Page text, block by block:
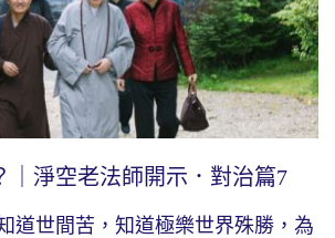
｜淨空老法師開示．對治篇7
道世間苦，知道極樂世界殊勝，為